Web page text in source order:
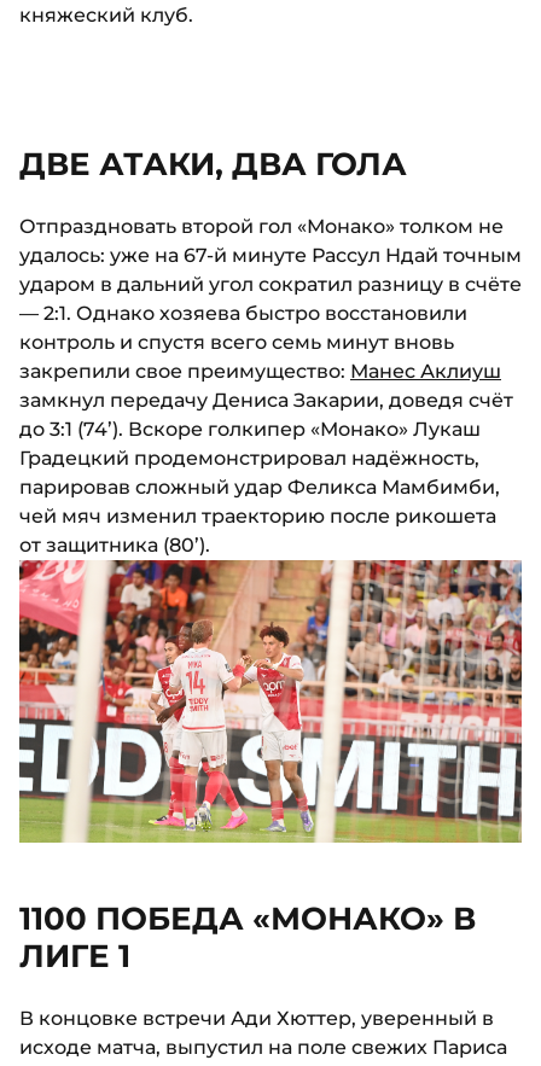
княжеский клуб.
ДВЕ АТАКИ, ДВА ГОЛА
Отпраздновать второй гол «Монако» толком не
удалось: уже на 67-й минуте Рассул Ндай точным
ударом в дальний угол сократил разницу в счёте
— 2:1. Однако хозяева быстро восстановили
контроль и спустя всего семь минут вновь
закрепили свое преимущество: Манес Аклиуш
замкнул передачу Дениса Закарии, доведя счёт
до 3:1 (74’). Вскоре голкипер «Монако» Лукаш
Градецкий продемонстрировал надёжность,
парировав сложный удар Феликса Мамбимби,
чей мяч изменил траекторию после рикошета
от защитника (80’).
1100 ПОБЕДА «МОНАКО» В
ЛИГЕ 1
В концовке встречи Ади Хюттер, уверенный в
исходе матча, выпустил на поле свежих Париса